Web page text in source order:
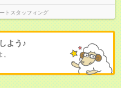
トスタッフィング
よう♪